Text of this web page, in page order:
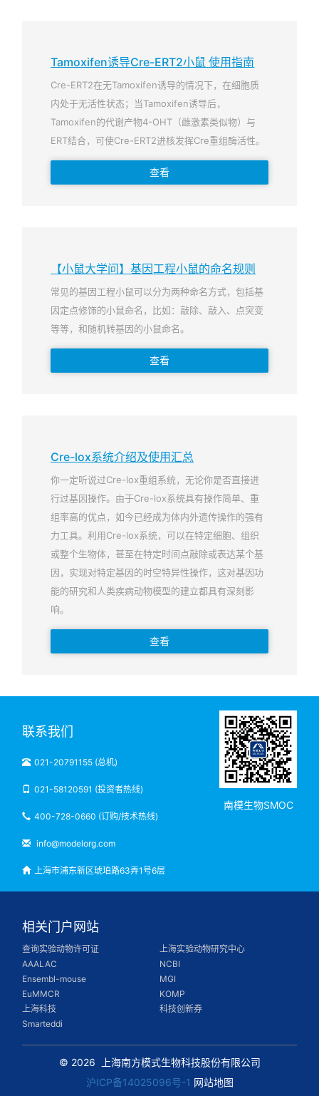
Tamoxifen诱导Cre-ERT2小鼠 使用指南
Cre-ERT2在无Tamoxifen诱导的情况下，在细胞质
内处于无活性状态；当Tamoxifen诱导后，
Tamoxifen的代谢产物4-OHT（雌激素类似物）与
ERT结合，可使Cre-ERT2进核发挥Cre重组酶活性。
查看
【小鼠大学问】基因工程小鼠的命名规则
常见的基因工程小鼠可以分为两种命名方式，包括基
因定点修饰的小鼠命名，比如：敲除、敲入、点突变
等等，和随机转基因的小鼠命名。
查看
Cre-lox系统介绍及使用汇总
你一定听说过Cre-lox重组系统，无论你是否直接进
行过基因操作。由于Cre-lox系统具有操作简单、重
组率高的优点，如今已经成为体内外遗传操作的强有
力工具。利用Cre-lox系统，可以在特定细胞、组织
或整个生物体，甚至在特定时间点敲除或表达某个基
因，实现对特定基因的时空特异性操作，这对基因功
能的研究和人类疾病动物模型的建立都具有深刻影
响。
查看
联系我们
021-20791155 (总机)
021-58120591 (投资者热线)
400-728-0660 (订购/技术热线)
info@modelorg.com
上海市浦东新区琥珀路63弄1号6层
南模生物SMOC
相关门户网站
查询实验动物许可证
上海实验动物研究中心
AAALAC
NCBI
Ensembl-mouse
MGI
EuMMCR
KOMP
上海科技
科技创新券
Smarteddi
© 2026
上海南方模式生物科技股份有限公司
沪ICP备14025096号-1 网站地图